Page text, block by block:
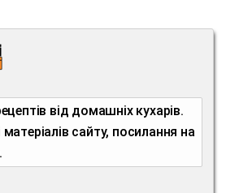
від домашніх кухарів.
сайту, посилання на